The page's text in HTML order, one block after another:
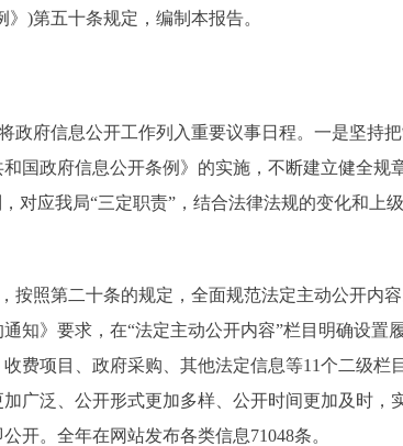
)第五十条规定，编制本报告。
府信息公开工作列入重要议事日程。一是坚持
国政府信息公开条例》的实施，不断建立健全规
对应我局“三定职责”，结合法律法规的变化和上
照第二十条的规定，全面规范法定主动公开内容
知》要求，在“法定主动公开内容”栏目明确设置
费项目、政府采购、其他法定信息等11个二级栏
广泛、公开形式更加多样、公开时间更加及时，
开。全年在网站发布各类信息71048条。